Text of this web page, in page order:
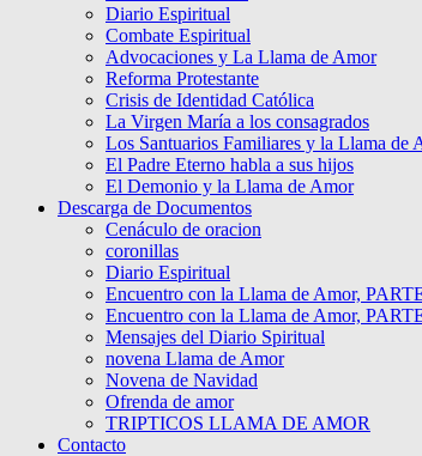
Diario Espiritual
Combate Espiritual
Advocaciones y La Llama de Amor
Reforma Protestante
Crisis de Identidad Católica
La Virgen María a los consagrados
Los Santuarios Familiares y la Llama de
El Padre Eterno habla a sus hijos
El Demonio y la Llama de Amor
Descarga de Documentos
Cenáculo de oracion
coronillas
Diario Espiritual
Encuentro con la Llama de Amor,
Encuentro con la Llama de Amor,
Mensajes del Diario Spiritual
novena Llama de Amor
Novena de Navidad
Ofrenda de amor
TRIPTICOS LLAMA DE AMOR
Contacto